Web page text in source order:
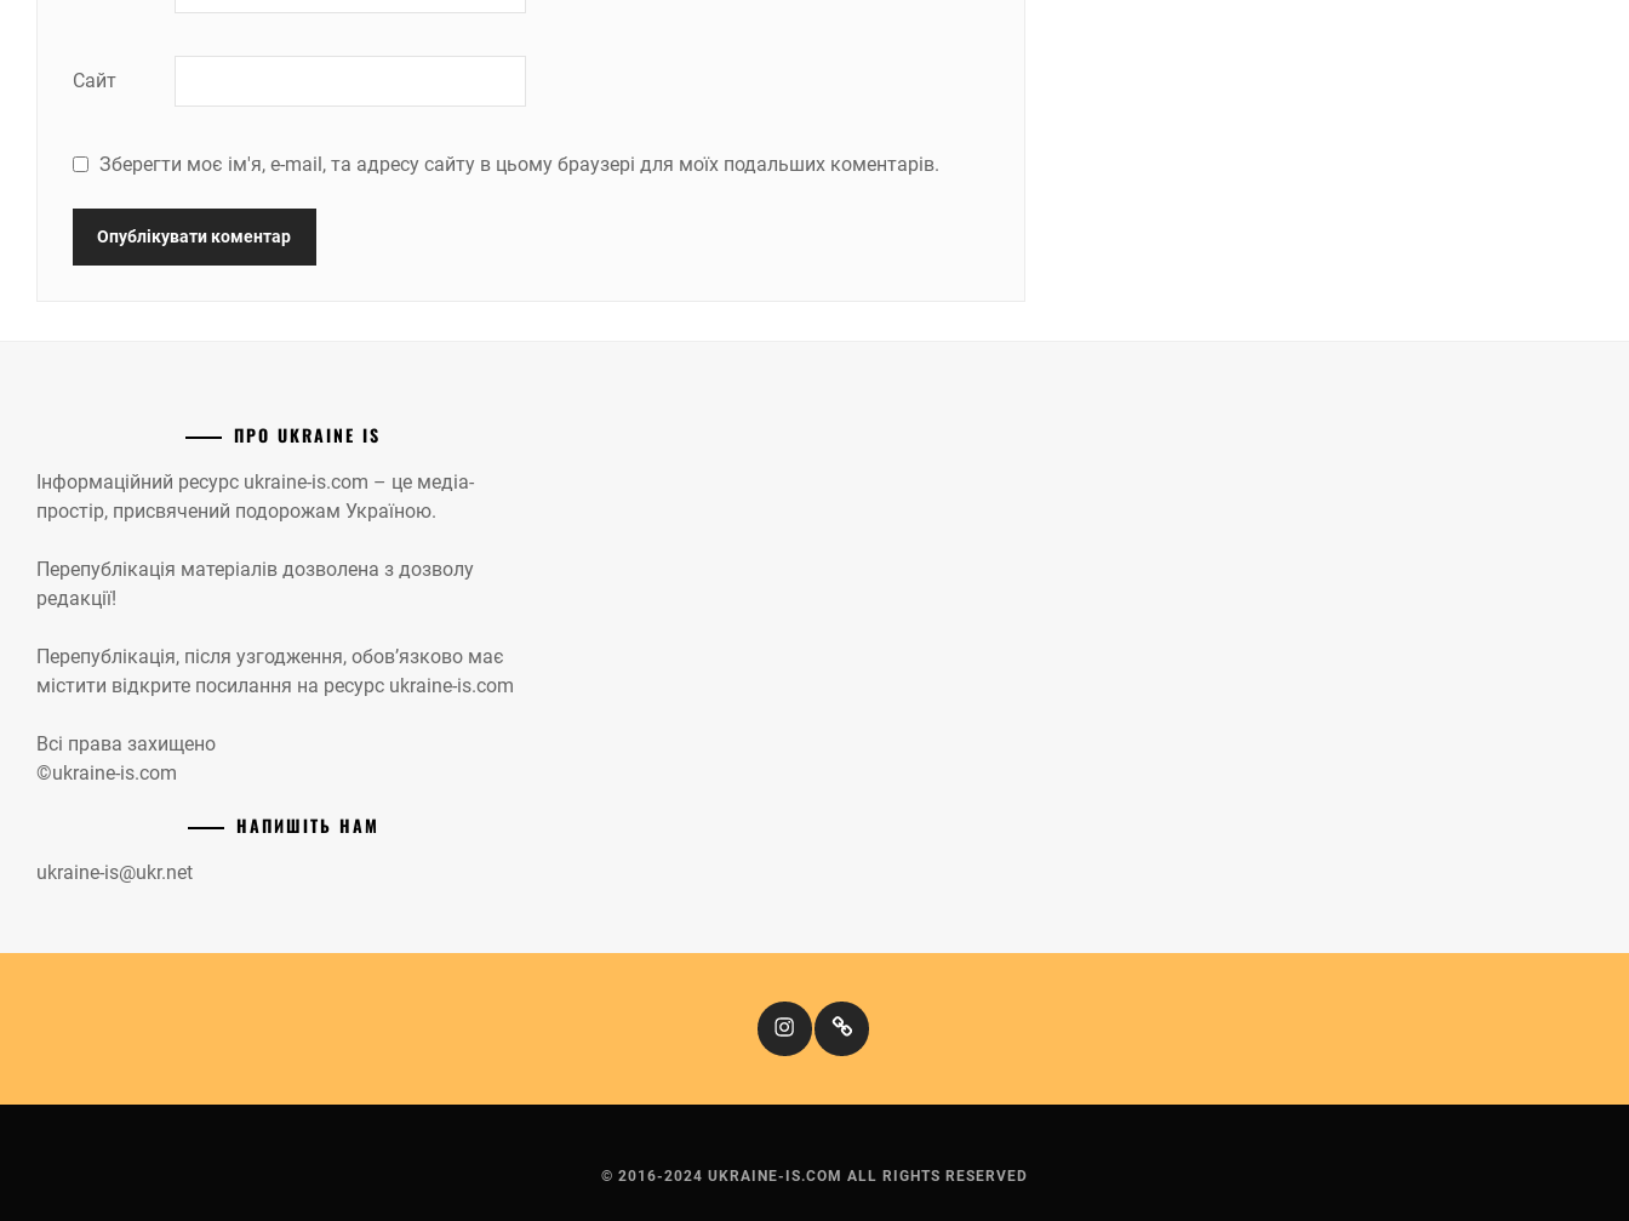
Сайт
Зберегти моє ім'я, e-mail, та адресу сайту в цьому браузері для моїх подальших коментарів.
ПРО UKRAINE IS
Інформаційний ресурс ukraine-is.com – це медіа-
простір, присвячений подорожам Україною.
Перепублікація матеріалів дозволена з дозволу
редакції!
Перепублікація, після узгодження, обов’язково має
містити відкрите посилання на ресурс ukraine-is.com
Всі права захищено
©ukraine-is.com
НАПИШІТЬ НАМ
ukraine-is@ukr.net
InstagramКіномандри
© 2016-2024 UKRAINE-IS.COM ALL RIGHTS RESERVED